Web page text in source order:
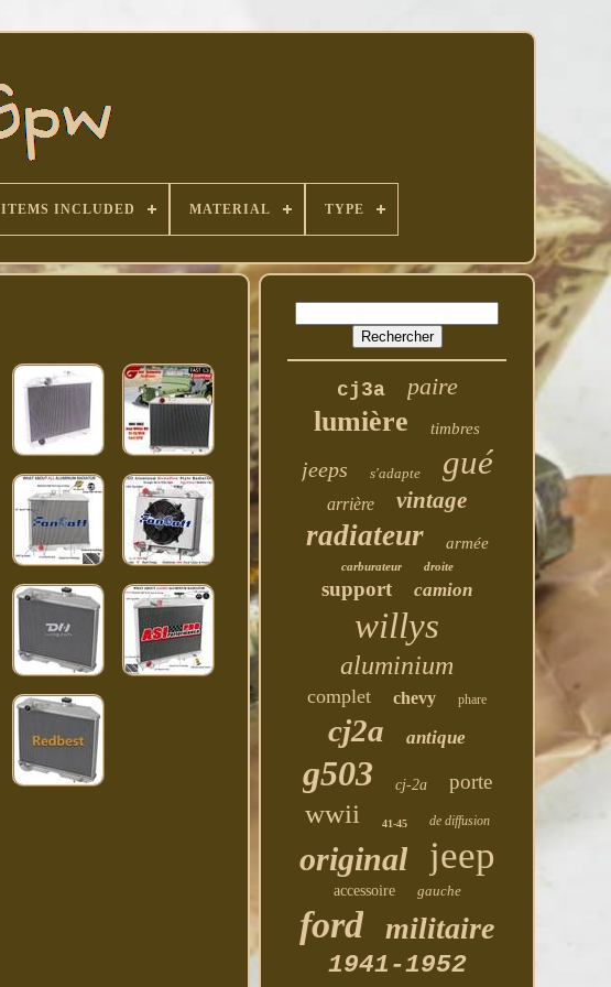
ITEMS INCLUDED MATERIAL TYPE
cj3a paire
lumière timbres
jeeps s'adapte gué
arrière vintage
radiateur armée
carburateur droite
support camion
willys
aluminium
complet chevy phare
cj2a antique
g503 cj-2a porte
wwii 41-45 de diffusion
original jeep
accessoire gauche
ford militaire
1941-1952